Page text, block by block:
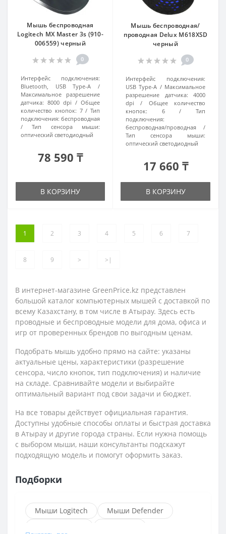
Мышь беспроводная
Logitech MX Master 3s (910-
006559) черный
0
Интерфейс подключения:
Bluetooth, USB Type-A
Максимальное разрешение
датчика: 8000 dpi
Общее
количество кнопок: 7
Тип
подключения: беспроводная
Тип сенсора мыши:
оптический светодиодный
78 590 ₸
В КОРЗИНУ
Мышь беспроводная/
проводная Delux M618XSD
черный
0
Интерфейс подключения:
USB Type-A
Максимальное
разрешение датчика:
4000
dpi
Общее количество
кнопок:
6
Тип
подключения:
беспроводная/проводная
Тип сенсора мыши:
оптический светодиодный
17 660 ₸
В КОРЗИНУ
1 2 3 4 5 6 7
8 9 > >|
В интернет-магазине GreenPrice.kz представлен
большой каталог компьютерных мышей с доставкой по
всему Казахстану, в том числе в Атырау. Здесь есть
проводные и беспроводные модели для дома, офиса и
игр от проверенных брендов по выгодным ценам.
Подобрать мышь удобно прямо на сайте: указаны
актуальные цены, характеристики (разрешение
сенсора, число кнопок, тип подключения) и наличие
на складе. Сравнивайте модели и выбирайте
оптимальный вариант под свои задачи и бюджет.
На все товары действует официальная гарантия.
Доступны удобные способы оплаты и быстрая доставка
в Атырау и другие города страны. Если нужна помощь
с выбором мыши, наши консультанты подскажут
подходящую модель и помогут оформить заказ.
Подборки
Мыши Logitech
Мыши Defender